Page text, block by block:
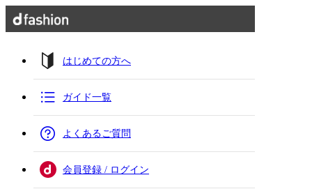
はじめての方へ
ガイド一覧
よくあるご質問
会員登録 / ログイン